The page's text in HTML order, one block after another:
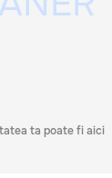
ta poate fi aici